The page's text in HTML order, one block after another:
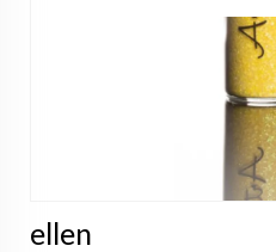
ellen